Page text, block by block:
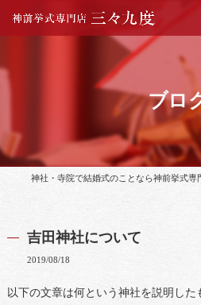
ブロ
吉田神社について
2019/08/18
以下の文章は何という神社を説明した